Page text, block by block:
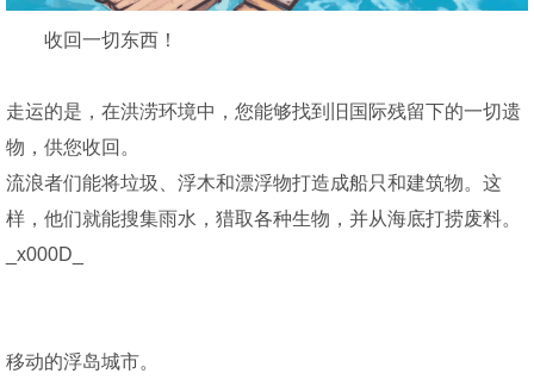
收回一切东西！
走运的是，在洪涝环境中，您能够找到旧国际残留下的一切遗
物，供您收回。
流浪者们能将垃圾、浮木和漂浮物打造成船只和建筑物。这
样，他们就能搜集雨水，猎取各种生物，并从海底打捞废料。
_x000D_
移动的浮岛城市。